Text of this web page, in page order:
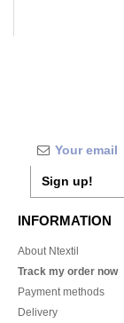
Sign up!
INFORMATION
About Ntextil
Track my order now
Payment methods
Delivery